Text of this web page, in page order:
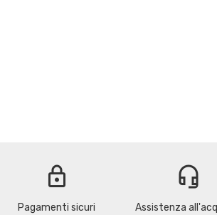
lock
Pagamenti sicuri
headset_mic
Assistenza